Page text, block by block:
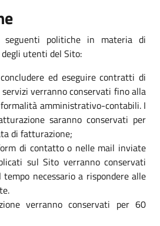
politiche in materia di
utenti del Sito:
ed eseguire contratti di
verranno conservati fino alla
amministrativo-contabili. I
saranno conservati per
di fatturazione;
di contatto o nelle mail inviate
sul Sito verranno conservati
necessario a rispondere alle
verranno conservati per 60